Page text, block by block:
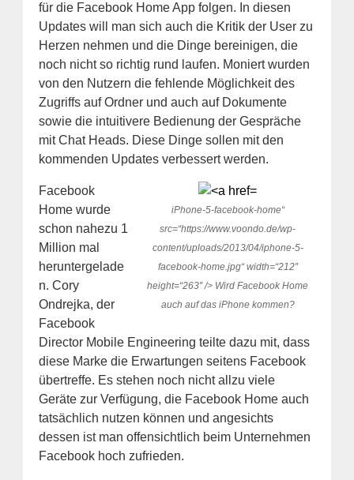
für die Facebook Home App folgen. In diesen
Updates will man sich auch die Kritik der User zu
Herzen nehmen und die Dinge bereinigen, die
noch nicht so richtig rund laufen. Moniert wurden
von den Nutzern die fehlende Möglichkeit des
Zugriffs auf Ordner und auch auf Dokumente
sowie die intuitivere Bedienung der Gespräche
mit Chat Heads. Diese Dinge sollen mit den
kommenden Updates verbessert werden.
iPhone-5-facebook-home“
src=“https://www.voondo.de/wp-
content/uploads/2013/04/iphone-5-
facebook-home.jpg“ width=“212″
height=“263″ /> Wird Facebook Home
auch auf das iPhone kommen?
Facebook
Home wurde
schon nahezu 1
Million mal
heruntergelade
n. Cory
Ondrejka, der
Facebook
Director Mobile Engineering teilte dazu mit, dass
diese Marke die Erwartungen seitens Facebook
übertreffe. Es stehen noch nicht allzu viele
Geräte zur Verfügung, die Facebook Home auch
tatsächlich nutzen können und angesichts
dessen ist man offensichtlich beim Unternehmen
Facebook hoch zufrieden.